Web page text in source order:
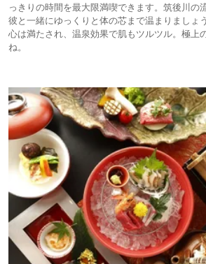
っきりの時間を最大限満喫できます。筑後川の
彼と一緒にゆっくりと体の芯まで温まりましょ
心は満たされ、温泉効果で肌もツルツル。極上
ね。